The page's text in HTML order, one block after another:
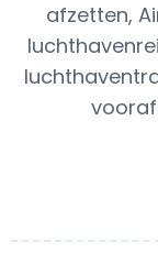
afzetten,